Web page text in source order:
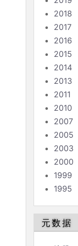
2018
2017
2016
2015
2014
2013
2011
2010
2007
2005
2003
2000
1999
1995
元数据